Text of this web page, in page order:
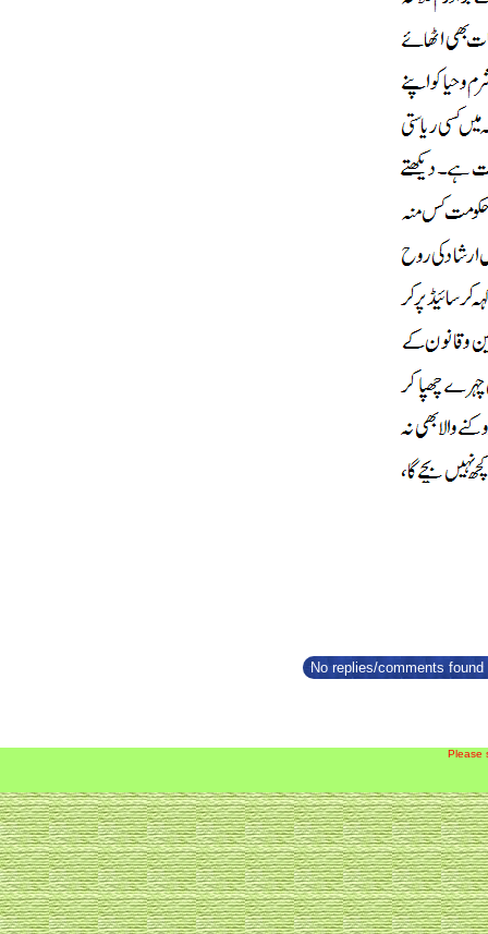
No replies/comments
Please